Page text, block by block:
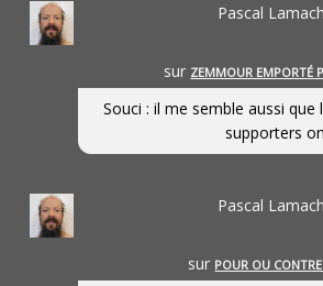
Pascal
sur ZEMMOUR EMPORTÉ
Souci : il me semble aussi
supporters
Pascal
sur POUR OU